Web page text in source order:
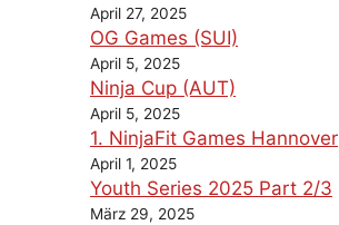
April 27, 2025
OG Games (SUI)
April 5, 2025
Ninja Cup (AUT)
April 5, 2025
1. NinjaFit Games Hannover
April 1, 2025
Youth Series 2025 Part 2/3
März 29, 2025